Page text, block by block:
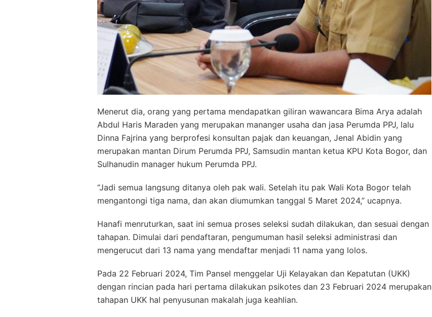
Menerut dia, orang yang pertama mendapatkan giliran wawancara Bima Arya adalah
Abdul Haris Maraden yang merupakan mananger usaha dan jasa Perumda PPJ, lalu
Dinna Fajrina yang berprofesi konsultan pajak dan keuangan, Jenal Abidin yang
merupakan mantan Dirum Perumda PPJ, Samsudin mantan ketua KPU Kota Bogor, dan
Sulhanudin manager hukum Perumda PPJ.
“Jadi semua langsung ditanya oleh pak wali. Setelah itu pak Wali Kota Bogor telah
mengantongi tiga nama, dan akan diumumkan tanggal 5 Maret 2024,” ucapnya.
Hanafi menruturkan, saat ini semua proses seleksi sudah dilakukan, dan sesuai dengan
tahapan. Dimulai dari pendaftaran, pengumuman hasil seleksi administrasi dan
mengerucut dari 13 nama yang mendaftar menjadi 11 nama yang lolos.
Pada 22 Februari 2024, Tim Pansel menggelar Uji Kelayakan dan Kepatutan (UKK)
dengan rincian pada hari pertama dilakukan psikotes dan 23 Februari 2024 merupakan
tahapan UKK hal penyusunan makalah juga keahlian.